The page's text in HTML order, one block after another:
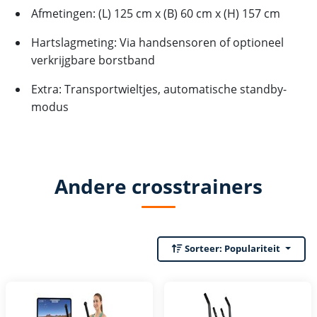
Afmetingen: (L) 125 cm x (B) 60 cm x (H) 157 cm
Hartslagmeting: Via handsensoren of optioneel
verkrijgbare borstband
Extra: Transportwieltjes, automatische standby-
modus
Andere crosstrainers
Sorteer: Populariteit